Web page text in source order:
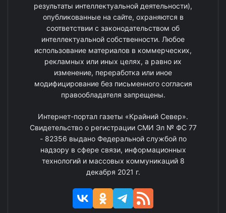
результаты интеллектуальной деятельности),
опубликованные на сайте, охраняются в
соответствии с законодательством об
интеллектуальной собственности. Любое
использование материалов в коммерческих,
рекламных или иных целях, а равно их
изменение, переработка или иное
модифицирование без письменного согласия
правообладателя запрещены.
Интернет-портал газеты «Крайний Север».
Свидетельство о регистрации СМИ Эл № ФС 77
- 82356 выдано Федеральной службой по
надзору в сфере связи, информационных
технологий и массовых коммуникаций 8
декабря 2021 г.